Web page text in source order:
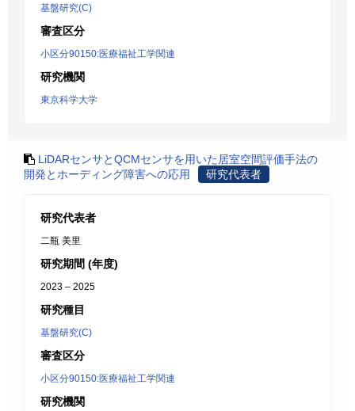
基盤研究(C)
審査区分
小区分90150:医療福祉工学関連
研究機関
東京科学大学
LiDARセンサとQCMセンサを用いた居室空間評価手法の
開発とホーディング障害への応用
研究代表者
研究代表者
二瓶 美里
研究期間 (年度)
2023 – 2025
研究種目
基盤研究(C)
審査区分
小区分90150:医療福祉工学関連
研究機関